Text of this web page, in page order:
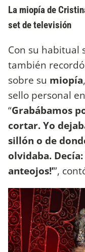
La miopía de
set de televisión
Con su habitual
también
sobre su miopía
sello personal
“Grabábamos
cortar. Yo
sillón o de
olvidaba. Decía:
anteojos!’”,